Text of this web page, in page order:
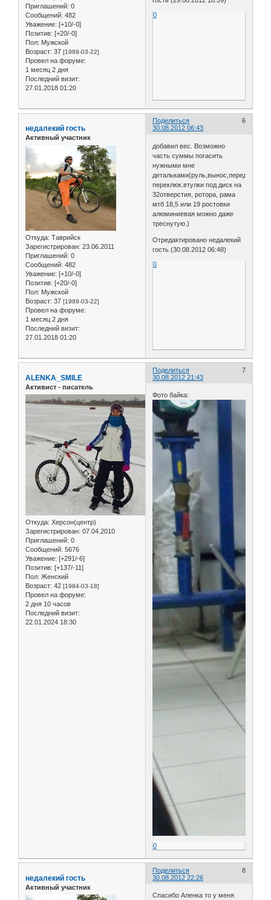
Приглашений: 0
Сообщений: 482
Уважение: [+10/-0]
Позитив: [+20/-0]
Пол: Мужской
Возраст: 37 [1989-03-22]
Провел на форуме:
1 месяц 2 дня
Последний визит:
27.01.2018 01:20
0
Поделиться
6
30.08.2012 06:43
недалекий гость
Активный участник
Откуда: Таврийск
Зарегистрирован: 23.06.2011
Приглашений: 0
Сообщений: 482
Уважение: [+10/-0]
Позитив: [+20/-0]
Пол: Мужской
Возраст: 37 [1989-03-22]
Провел на форуме:
1 месяц 2 дня
Последний визит:
27.01.2018 01:20
добавил вес. Возможно
часть суммы погасить
нужными мне
детальками(руль,вынос,передний
переклюк.втулки под диск на
32отверстия, ротора, рама
мтб 18,5 или 19 ростовки
алюминиевая можно даже
треснутую.)
Отредактировано недалекий
гость (30.08.2012 06:48)
0
Поделиться
7
30.08.2012 21:43
ALENKA_SMILE
Активист - писатель
Откуда: Херсон(центр)
Зарегистрирован: 07.04.2010
Приглашений: 0
Сообщений: 5676
Уважение: [+291/-6]
Позитив: [+137/-11]
Пол: Женский
Возраст: 42 [1984-03-18]
Провел на форуме:
2 дня 10 часов
Последний визит:
22.01.2024 18:30
Фото байка:
0
Поделиться
8
30.08.2012 22:26
недалекий гость
Активный участник
Спасибо Аленка то у меня